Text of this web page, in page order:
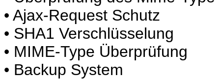
• Ajax-Request Schutz
• SHA1 Verschlüsselung
• MIME-Type Überprüfung
• Backup System